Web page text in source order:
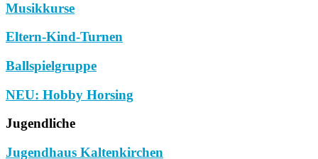
Musikkurse
Eltern-Kind-Turnen
Ballspielgruppe
NEU: Hobby Horsing
Jugendliche
Jugendhaus Kaltenkirchen